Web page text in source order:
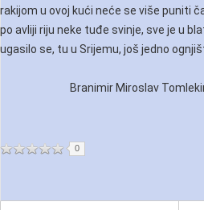
rakijom u ovoj kući neće se više puniti
po avliji riju neke tuđe svinje, sve je u
ugasilo se, tu u Srijemu, još jedno
Branimir Miroslav
0